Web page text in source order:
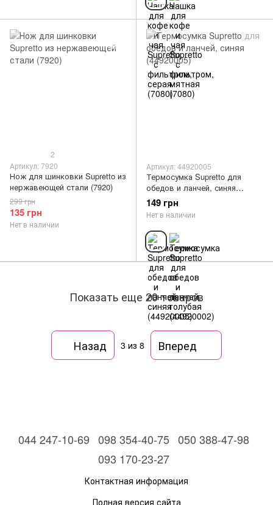
2
Артикул: 7920
Нож для шинковки Supretto из
нержавеющей стали (7920)
135 грн
299 грн
Нет в наличии
Артикул: 44920005
Термосумка Supretto для
обедов и ланчей, синяя
(44920005)
149 грн
Нет в наличии
Показать еще 20 товаров
Назад 3 из 8 Вперед
044 247-10-69 098 354-40-75 050 388-47-98
093 170-23-27
Контактная информация
Полная версия сайта